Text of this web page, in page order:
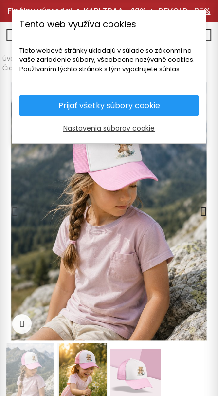
Finálny výpredaj 🔥KARI TRAA -40%🔥DEVOLD -25%
Úvodná stránka Detské oblečenie
Doplnky
Čiapky a čelenky
TATLAND DETSKÁ ŠILTOVKA MACKO
Kliknite pre zväčšenie
Tento web využíva cookies
Tieto webové stránky ukladajú v súlade so zákonmi na
vaše zariadenie súbory, všeobecne nazývané cookies.
Používaním týchto stránok s tým vyjadrujete súhlas.
Prijať všetky súbory cookie
Nastavenia súborov cookie